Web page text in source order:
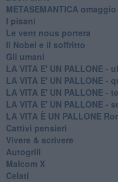
METASEMANTICA
I pisani
Le vent nous portera
Il Nobel e il soffritto
Gli umani
LA VITA E' UN PALLONE -
LA VITA E' UN PALLONE -
LA VITA E' UN PALLONE -
LA VITA E' UN PALLONE -
LA VITA È UN PALLONE
Cattivi pensieri
Vivere & scrivere
Autogrill
Malcom X
Celati